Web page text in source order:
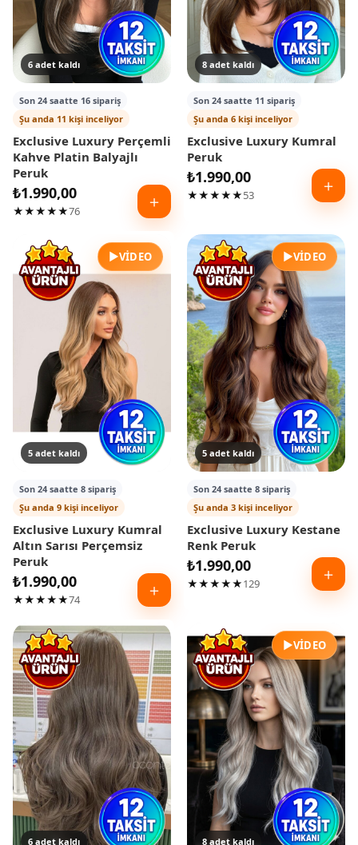
6 adet kaldı
Son 24 saatte 16 sipariş
Şu anda 11 kişi inceliyor
Exclusive Luxury Perçemli
Kahve Platin Balyajlı
Peruk
₺1.990,00
★★★★★76 ＋
8 adet kaldı
Son 24 saatte 11 sipariş
Şu anda 6 kişi inceliyor
Exclusive Luxury Kumral
Peruk
₺1.990,00
★★★★★53 ＋
5 adet kaldı
▶VIDEO
Son 24 saatte 8 sipariş
Şu anda 9 kişi inceliyor
Exclusive Luxury Kumral
Altın Sarısı Perçemsiz
Peruk
₺1.990,00
★★★★★74 ＋
5 adet kaldı
▶VIDEO
Son 24 saatte 8 sipariş
Şu anda 3 kişi inceliyor
Exclusive Luxury Kestane
Renk Peruk
₺1.990,00
★★★★★129 ＋
6 adet kaldı 8 adet kaldı
▶VIDEO